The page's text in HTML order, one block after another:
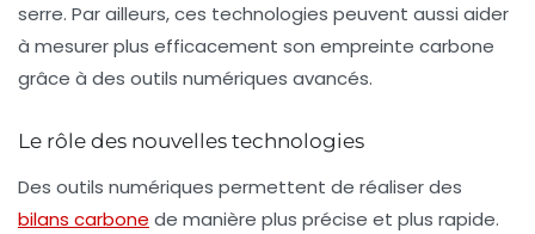
serre. Par ailleurs, ces technologies peuvent aussi aider
à mesurer plus efficacement son empreinte carbone
grâce à des outils numériques avancés.
Le rôle des nouvelles technologies
Des outils numériques permettent de réaliser des
bilans carbone de manière plus précise et plus rapide.